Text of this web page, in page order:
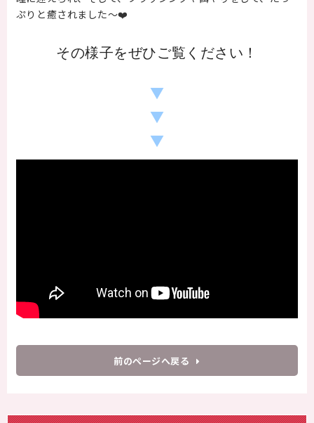
保護者の方へ
地域・一般の方へ
ぷりと癒されました〜❤️
その様子をぜひご覧ください！
▼
▼
▼
前のページへ戻る